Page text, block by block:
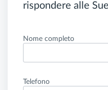
rispondere alle
Nome completo
Telefono